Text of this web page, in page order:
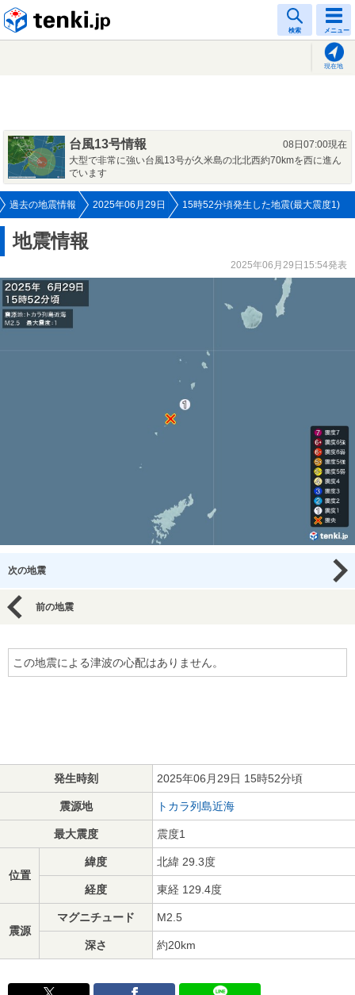
検索 メニュー
現在地
台風13号情報
08日07:00現在
大型で非常に強い台風13号が久米島の北北西約70kmを西に進ん
でいます
過去の地震情報 2025年06月29日 15時52分頃発生した地震(最大震度1)
地震情報
2025年06月29日15:54発表
次の地震
前の地震
この地震による津波の心配はありません。
発生時刻 2025年06月29日 15時52分頃
震源地 トカラ列島近海
最大震度 震度1
位置
緯度 北緯 29.3度
経度 東経 129.4度
震源
マグニチュード M2.5
深さ 約20km